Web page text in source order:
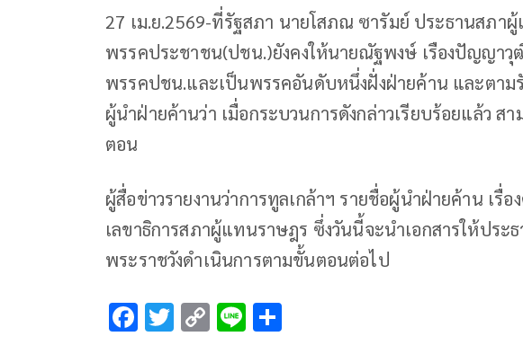
27 เม.ย.2569-ที่รัฐสภา นายโสภณ ซารัมย์ ประธานสภ
พรรคประชาชน(ปชน.)ยังคงให้นายณัฐพงษ์ เรืองปัญญา
พรรคปชน.และเป็นพรรคอันดับหนึ่งฝั่งฝ่ายค้าน และตาม
ผู้นำฝ่ายค้านว่า เมื่อกระบวนการดังกล่าวเรียบร้อยแล้ว ส
ตอน
ผู้สื่อข่าวรายงานว่าการทูลเกล้าฯ รายชื่อผู้นำฝ่ายค้าน เรื่อ
เลขาธิการสภาผู้แทนราษฎร ซึ่งวันนี้จะนำเอกสารให้ประ
พระราชวังดำเนินการตามขั้นตอนต่อไป
F T C Li